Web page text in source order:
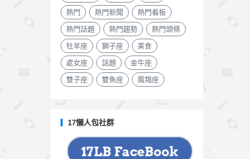
熱門 熱門新聞 熱門看板
熱門話題 熱門趨勢 熱門頭條
牡羊座 獅子座 美食
處女座 話題 金牛座
雙子座 雙魚座 魔羯座
17懶人包社群